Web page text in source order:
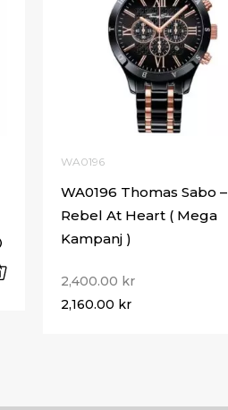
WA0196
WA0196 Thomas Sabo –
Rebel At Heart ( Mega
Kampanj )
2,400.00 kr
2,160.00 kr